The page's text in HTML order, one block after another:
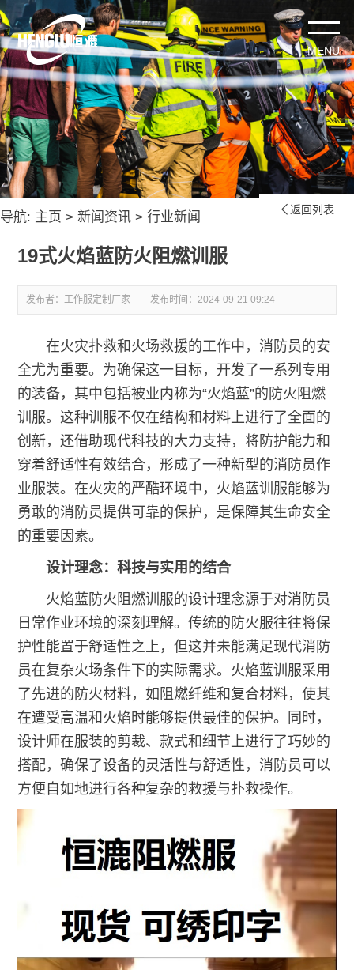
导航: 主页 > 新闻资讯 > 行业新闻  返回列表
19式火焰蓝防火阻燃训服
发布者：工作服定制厂家 发布时间：2024-09-21 09:24
在火灾扑救和火场救援的工作中，消防员的安
全尤为重要。为确保这一目标，开发了一系列专用
的装备，其中包括被业内称为“火焰蓝”的防火阻燃
训服。这种训服不仅在结构和材料上进行了全面的
创新，还借助现代科技的大力支持，将防护能力和
穿着舒适性有效结合，形成了一种新型的消防员作
业服装。在火灾的严酷环境中，火焰蓝训服能够为
勇敢的消防员提供可靠的保护，是保障其生命安全
的重要因素。
设计理念：科技与实用的结合
火焰蓝防火阻燃训服的设计理念源于对消防员
日常作业环境的深刻理解。传统的防火服往往将保
护性能置于舒适性之上，但这并未能满足现代消防
员在复杂火场条件下的实际需求。火焰蓝训服采用
了先进的防火材料，如阻燃纤维和复合材料，使其
在遭受高温和火焰时能够提供最佳的保护。同时，
设计师在服装的剪裁、款式和细节上进行了巧妙的
搭配，确保了设备的灵活性与舒适性，消防员可以
方便自如地进行各种复杂的救援与扑救操作。